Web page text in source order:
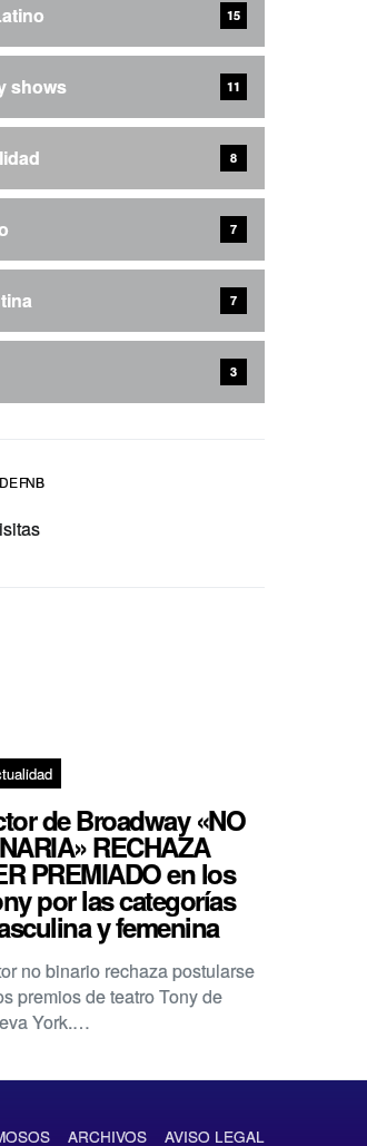
15
shows 11
8
7
7
3
FNB
de Broadway «NO
RECHAZA
PREMIADO en los
por las categorías
y femenina
no binario rechaza postularse
premios de teatro Tony de
York.…
ARCHIVOS AVISO LEGAL